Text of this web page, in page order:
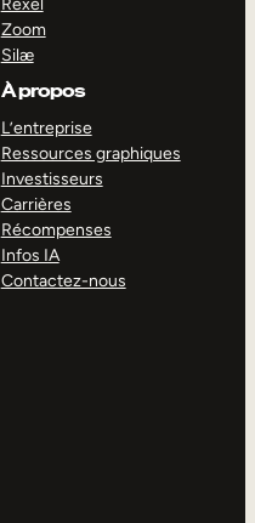
Zoom
Silæ
À propos
L’entreprise
Ressources graphiques
Investisseurs
Carrières
Récompenses
Infos IA
Contactez-nous